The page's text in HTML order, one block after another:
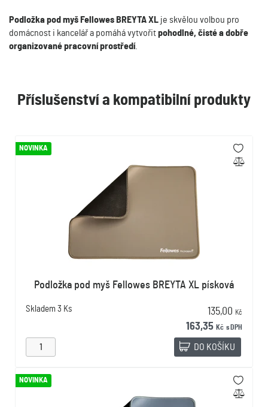
Podložka pod myš Fellowes BREYTA XL je skvělou volbou pro
domácnost i kancelář a pomáhá vytvořitpohodlné, čisté a dobře
organizované pracovní prostředí.
Příslušenství a kompatibilní produkty
NOVINKA
Podložka pod myš Fellowes BREYTA XL písková
Skladem 3 Ks 135,00 Kč
163,35 Kč s DPH
DO KOŠÍKU
NOVINKA